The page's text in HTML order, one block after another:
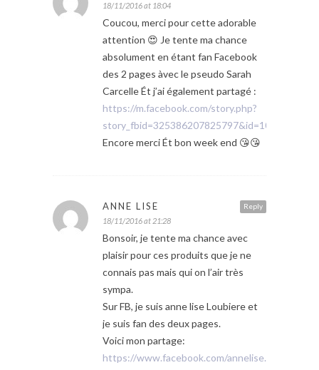
18/11/2016 at 18:04
Coucou, merci pour cette adorable
attention 😍 Je tente ma chance
absolument en étant fan Facebook
des 2 pages àvec le pseudo Sarah
Carcelle Ét j’ai également partagé :
https://m.facebook.com/story.php?
Encore merci Ét bon week end 😘😘
Reply
ANNE LISE
18/11/2016 at 21:28
Bonsoir, je tente ma chance avec
plaisir pour ces produits que je ne
connais pas mais qui on l’air très
sympa.
Sur FB, je suis anne lise Loubiere et
je suis fan des deux pages.
Voici mon partage:
https://www.facebook.com/annelise.loubiere/